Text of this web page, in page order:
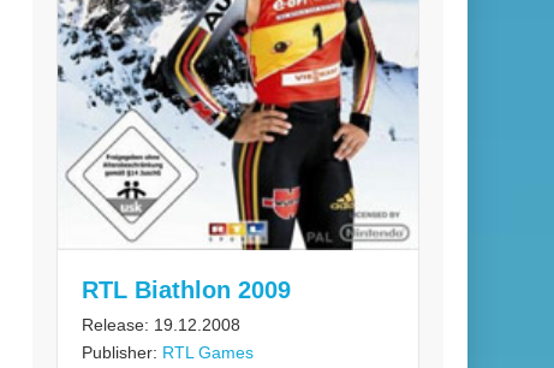
RTL Biathlon 2009
Release: 19.12.2008
Publisher: RTL Games